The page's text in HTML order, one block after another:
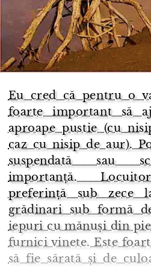
Eu cred că pentru o
foarte important să
aproape pustie (cu
caz cu nisip de aur).
suspendată sau
importanță.
preferință sub zece
grădinari sub formă
iepuri cu mănuși din
furnici vinete. Este
să fie sărată și de